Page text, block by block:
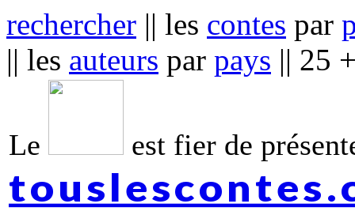
rechercher || les contes par
|| les auteurs par pays || 25
Le est fier de